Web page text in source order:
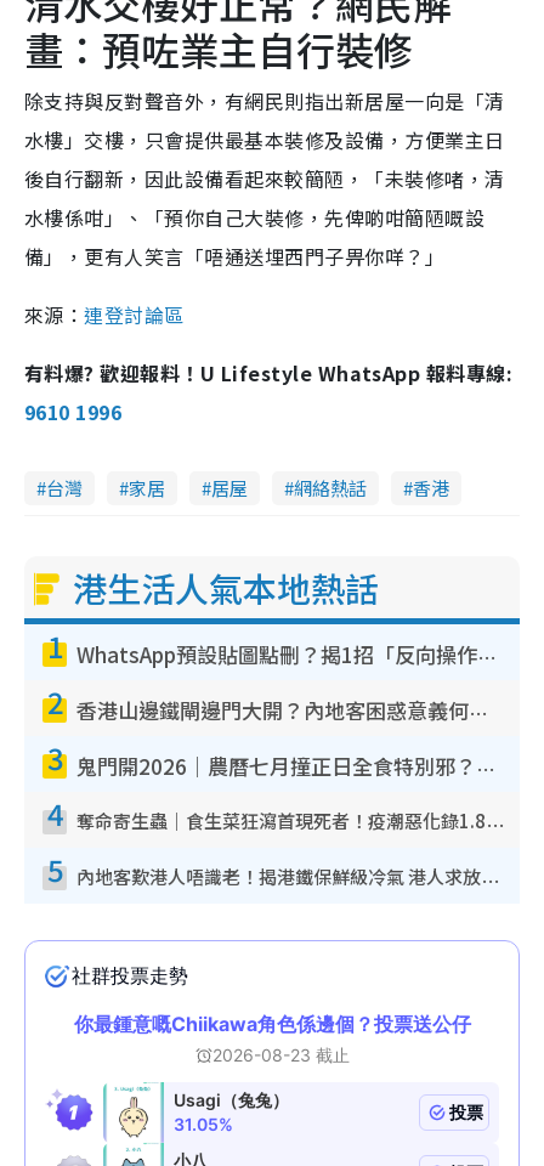
畫：預咗業主自行裝修
除支持與反對聲音外，有網民則指出新居屋一向是「清
水樓」交樓，只會提供最基本裝修及設備，方便業主日
後自行翻新，因此設備看起來較簡陋，「未裝修啫，清
水樓係咁」、「預你自己大裝修，先俾啲咁簡陋嘅設
備」，更有人笑言「唔通送埋西門子畀你咩？」
來源：連登討論區
有料爆? 歡迎報料！U Lifestyle WhatsApp 報料專線:
9610 1996
台灣 家居 居屋 網絡熱話 香港
港生活人氣本地熱話
1 WhatsApp預設貼圖點刪？揭1招「反向操作」還原簡潔介面 附3步實測教學
2 香港山邊鐵閘邊門大開？內地客困惑意義何在！網民神回覆：呢種叫法理性防禦
3 鬼門開2026｜農曆七月撞正日全食特別邪？專家警告切忌做一事！揭4大禁忌+2招保平安
4 奪命寄生蟲｜食生菜狂瀉首現死者！疫潮惡化錄1.8萬宗病例 揭洗菜3大謬誤
5 內地客歎港人唔識老！揭港鐵保鮮級冷氣 港人求放過：咪投訴